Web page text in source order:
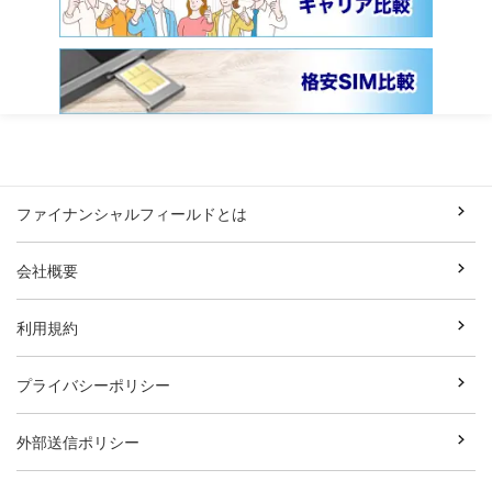
ファイナンシャルフィールドとは
会社概要
利用規約
プライバシーポリシー
外部送信ポリシー